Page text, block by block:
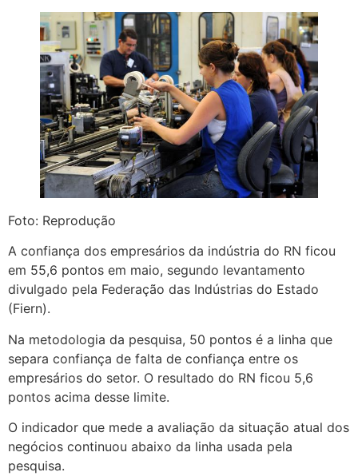
Foto: Reprodução
A confiança dos empresários da indústria do RN ficou
em 55,6 pontos em maio, segundo levantamento
divulgado pela Federação das Indústrias do Estado
(Fiern).
Na metodologia da pesquisa, 50 pontos é a linha que
separa confiança de falta de confiança entre os
empresários do setor. O resultado do RN ficou 5,6
pontos acima desse limite.
O indicador que mede a avaliação da situação atual dos
negócios continuou abaixo da linha usada pela
pesquisa.